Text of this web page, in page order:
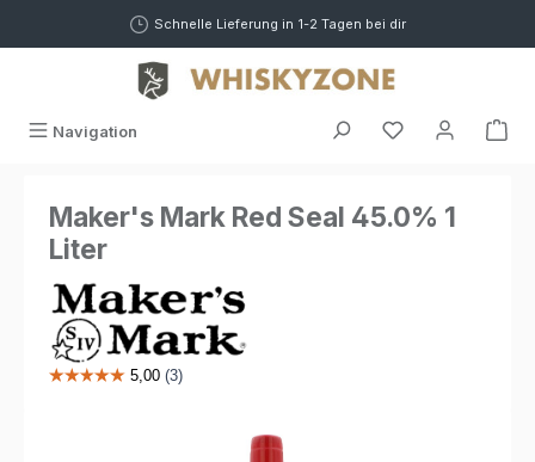
Schnelle Lieferung in 1-2 Tagen bei dir
Navigation
Maker's Mark Red Seal 45.0% 1
Liter